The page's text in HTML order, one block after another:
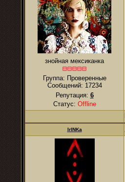
знойная мексиканка
Группа: Проверенные
Сообщений: 17234
Репутация: 6
Статус: Offline
IrINKa